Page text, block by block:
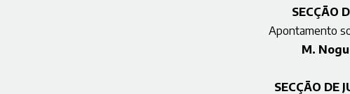
SECÇÃO
Apontamento
M.
SECÇÃO DE